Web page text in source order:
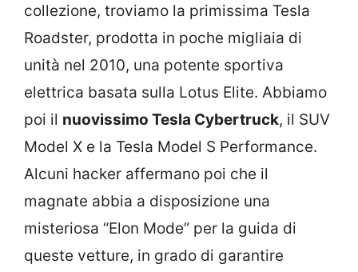
collezione, troviamo la primissima Tesla
Roadster, prodotta in poche migliaia di
unità nel 2010, una potente sportiva
elettrica basata sulla Lotus Elite. Abbiamo
poi il nuovissimo Tesla Cybertruck, il SUV
Model X e la Tesla Model S Performance.
Alcuni hacker affermano poi che il
magnate abbia a disposizione una
misteriosa “Elon Mode” per la guida di
queste vetture, in grado di garantire